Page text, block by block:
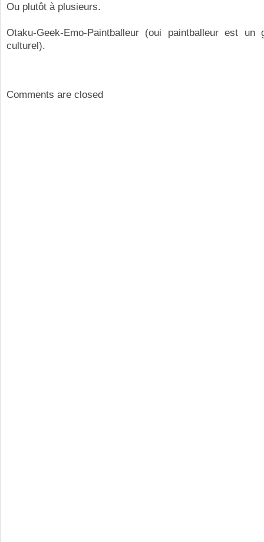
Ou plutôt à plusieurs.
Otaku-Geek-Emo-Paintballeur (oui paintballeur est un
culturel).
Comments are closed